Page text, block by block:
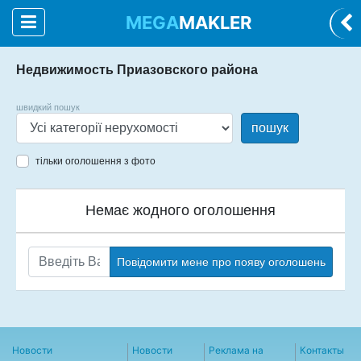
MEGAMAKLER
Недвижимость Приазовского района
швидкий пошук
пошук
тільки оголошення з фото
Немає жодного оголошення
Повідомити мене про появу оголошень
Новости
Новости
Реклама на
Контакты